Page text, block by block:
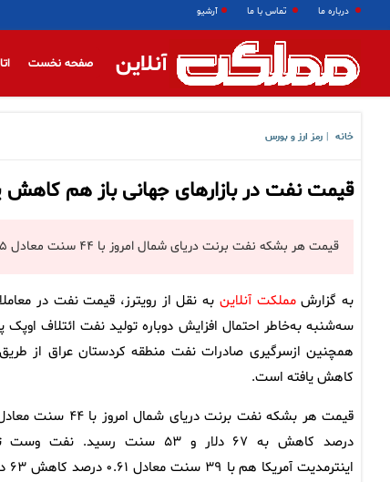
درباره ما تماس با ما آرشیو
آنلاین صفحه نخست
خانه رمز ارز و بورس
قیمت نفت در بازارهای جهانی باز هم کاهش
قیمت هر بشکه نفت برنت دریای شمال امروز با ۴۴ سنت معادل ۰.۶۵ درصد کاهش به ۶۷ دلار و ۵۳ سنت رسید.
به گزارشمملکت آنلاین به نقل از رویترز، قیمت نفت در
سه‌شنبه به‌خاطر احتمال افزایش دوباره تولید نفت ائتلاف اوپک
همچنین ازسرگیری صادرات نفت منطقه کردستان عراق از طریق
کاهش یافته است.
درصد کاهش به ۶۷ دلار و ۵۳ سنت رسید. نفت